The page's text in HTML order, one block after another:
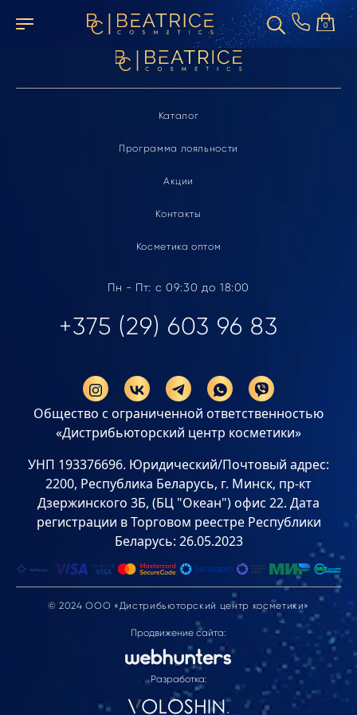
0
Элемент не найден
Каталог
Программа лояльности
Акции
Контакты
Косметика оптом
Пн - Пт: с 09:30 до 18:00
+375 (29) 603 96 83
Общество с ограниченной ответственностью
«Дистрибьюторский центр косметики»
УНП 193376696. Юридический/Почтовый адрес:
2200, Республика Беларусь, г. Минск, пр-кт
Дзержинского 3Б, (БЦ "Океан") офис 22. Дата
регистрации в Торговом реестре Республики
Беларусь: 26.05.2023
© 2024 ООО «Дистрибьюторский центр косметики»
Продвижение сайта:
Разработка: